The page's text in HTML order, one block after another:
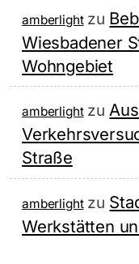
amberlightzu
Wiesbadener
Wohngebiet
amberlightzu
Straße
amberlightzu
Werkstätten